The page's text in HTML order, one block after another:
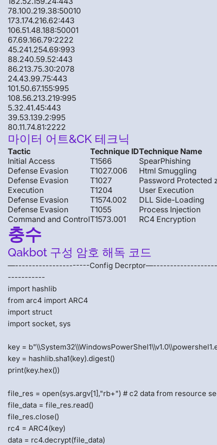
78.100.219.38:50010
173.174.216.62:443
106.51.48.188:50001
67.69.166.79:2222
45.241.254.69:993
88.240.59.52:443
86.213.75.30:2078
24.43.99.75:443
101.50.67.155:995
108.56.213.219:995
5.32.41.45:443
39.53.139.2:995
80.11.74.81:2222
마이터 어트&CK 테크닉
Tactic Technique IDTechnique Name
Initial Access
T1566
SpearPhishing
Defense Evasion
T1027.006
Html Smuggling
Defense Evasion
T1027
Password Protected
Execution
T1204
User Execution
Defense Evasion
T1574.002
DLL Side-Loading
Defense Evasion
T1055
Process Injection
Command and ControlT1573.001 RC4 Encryption
충수
Qakbot 구성 암호 해독 코드
—----------------------Config
-----------
import hashlib
from arc4 import ARC4
import struct
import socket, sys
key =
key = hashlib.sha1(key).digest()
print(key.hex())
file_res = open(sys.argv[1],"rb+") # c2 data from resource
file_data = file_res.read()
file_res.close()
rc4 = ARC4(key)
data = rc4.decrypt(file_data)